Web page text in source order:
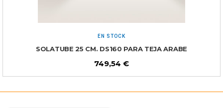
EN STOCK
SOLATUBE 25 CM. DS160 PARA TEJA ARABE
749,54 €